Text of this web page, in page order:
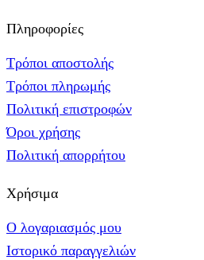
Πληροφορίες
Τρόποι αποστολής
Τρόποι πληρωμής
Πολιτική επιστροφών
Όροι χρήσης
Πολιτική απορρήτου
Χρήσιμα
Ο λογαριασμός μου
Ιστορικό παραγγελιών